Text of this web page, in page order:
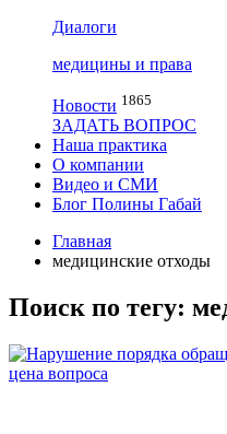
Диалоги
медицины и права
Новости 1865
ЗАДАТЬ ВОПРОС
Наша практика
О компании
Видео и СМИ
Блог Полины Габай
Главная
медицинские отходы
Поиск по тегу: